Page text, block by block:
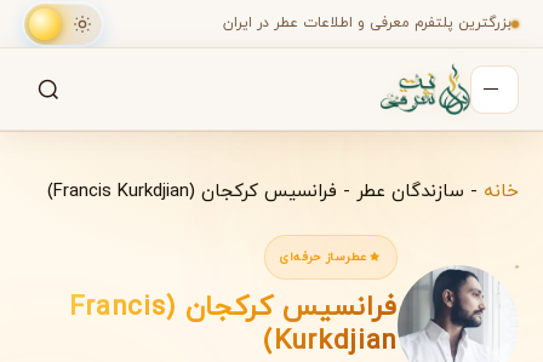
بزرگترین پلتفرم معرفی و اطلاعات عطر در ایران
جستجو در میان هزاران عطرخانه - سازندگان عطر - فرانسیس کرکجان (Francis Kurkdjian)
عطرساز حرفه‌ای
فرانسیس کرکجان (Francis
Kurkdjian)